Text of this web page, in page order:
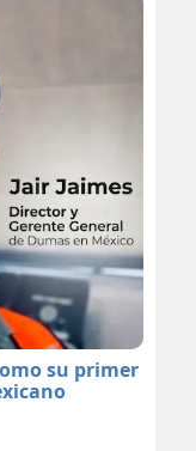
su primer